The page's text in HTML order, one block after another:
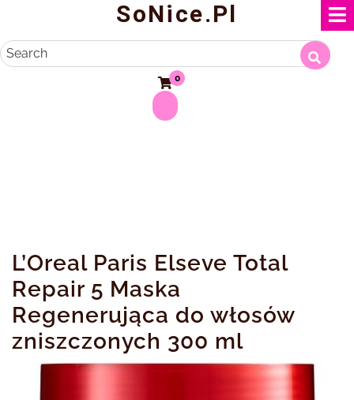
content
SoNice.pl
Search
0
L’Oreal Paris Elseve Total
Repair 5 Maska
Regenerująca do włosów
zniszczonych 300 ml